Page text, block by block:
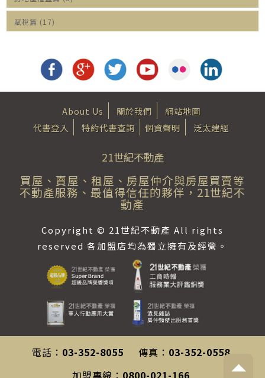
賦稅篇 (17)
About Us 關於我們
網站地圖
代書登入
特約代書查詢 個資聲明 泛太建經
21世紀不動產
買屋、賣屋、租屋、房屋仲介與房屋買賣等
不動產服務、最值得信任的夥伴，21世紀不
動產
Copyright © 21世紀不動產 All rights
reserved 各加盟店均為獨立擁有及經營。
電話： 03-352-8055 傳真： 03-352-0558